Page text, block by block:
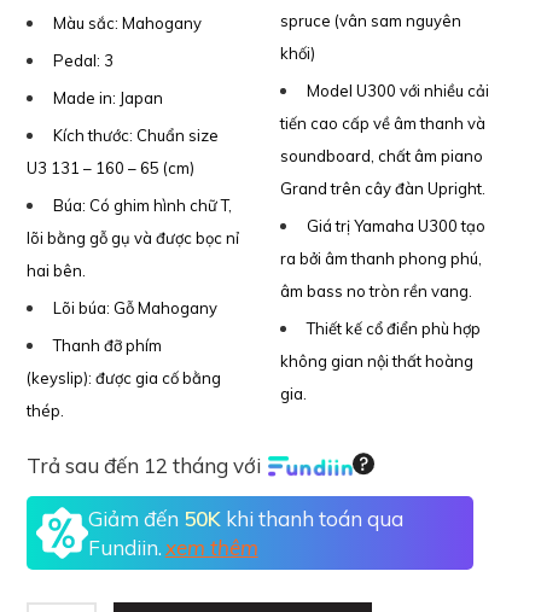
Màu sắc: Mahogany
Pedal: 3
Made in: Japan
Kích thước: Chuẩn size
U3 131 – 160 – 65 (cm)
Búa: Có ghim hình chữ T,
lõi bằng gỗ gụ và được bọc nỉ
hai bên.
Lõi búa: Gỗ Mahogany
Thanh đỡ phím
(keyslip): được gia cố bằng
thép.
spruce (vân sam nguyên
khối)
Model U300 với nhiều cải
tiến cao cấp về âm thanh và
soundboard, chất âm piano
Grand trên cây đàn Upright.
Giá trị Yamaha U300 tạo
ra bởi âm thanh phong phú,
âm bass no tròn rền vang.
Thiết kế cổ điển phù hợp
không gian nội thất hoàng
gia.
Trả sau đến 12 tháng với
Giảm đến 50K khi thanh toán qua
Fundiin. xem thêm